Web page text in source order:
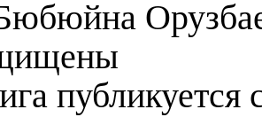
публикуется